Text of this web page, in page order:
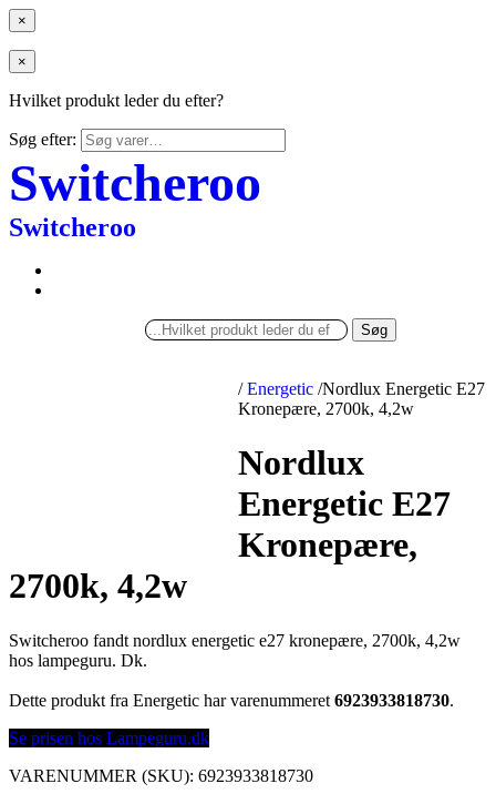
×
×
Hvilket produkt leder du efter?
Søg efter:
Switcheroo
Switcheroo
Søg
/ Energetic /Nordlux Energetic E27
Kronepære, 2700k, 4,2w
Nordlux
Energetic E27
Kronepære,
2700k, 4,2w
Switcheroo fandt nordlux energetic e27 kronepære, 2700k, 4,2w
hos lampeguru. Dk.
Dette produkt fra Energetic har varenummeret 6923933818730.
Se prisen hos Lampeguru.dk
VARENUMMER (SKU): 6923933818730